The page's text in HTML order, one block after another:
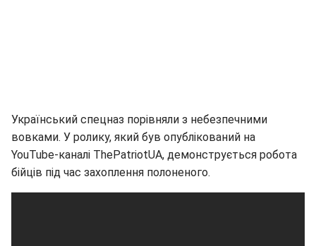
Український спецназ порівняли з небезпечними
вовками. У ролику, який був опублікований на
YouTube-каналі ThePatriotUA, демонструється робота
бійців під час захоплення полоненого.